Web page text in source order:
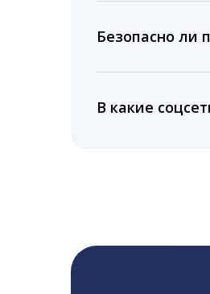
подключении
5 лет.
Безопасно ли
информацию
В какие